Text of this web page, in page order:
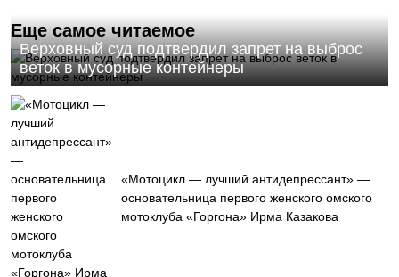
Еще самое читаемое
Верховный суд подтвердил запрет на выброс
веток в мусорные контейнеры
«Мотоцикл — лучший антидепрессант» —
основательница первого женского омского
мотоклуба «Горгона» Ирма Казакова